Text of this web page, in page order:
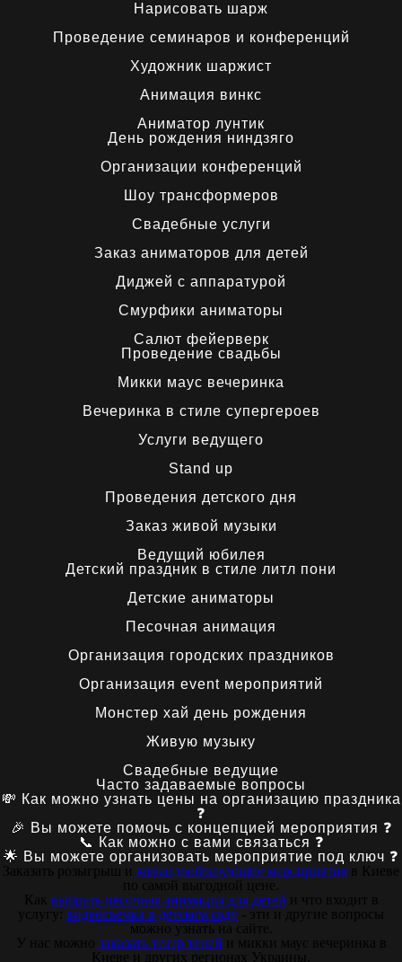
Нарисовать шарж
Проведение семинаров и конференций
Художник шаржист
Анимация винкс
Аниматор лунтик
День рождения ниндзяго
Организации конференций
Шоу трансформеров
Свадебные услуги
Заказ аниматоров для детей
Диджей с аппаратурой
Смурфики аниматоры
Салют фейерверк
Проведение свадьбы
Микки маус вечеринка
Вечеринка в стиле супергероев
Услуги ведущего
Stand up
Проведения детского дня
Заказ живой музыки
Ведущий юбилея
Детский праздник в стиле литл пони
Детские аниматоры
Песочная анимация
Организация городских праздников
Организация event мероприятий
Монстер хай день рождения
Живую музыку
Свадебные ведущие
Часто задаваемые вопросы
💸 Как можно узнать цены на организацию праздника
❓
🎉 Вы можете помочь с концепцией мероприятия ❓
📞 Как можно с вами связаться ❓
🌟 Вы можете организовать мероприятие под ключ ❓
командообразующие мероприятия
выбрать песочная анимация для детей
видеосъемка в детском саду
заказать театр теней